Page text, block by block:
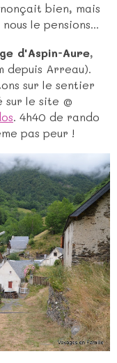
bien, mais
le pensions...
d'Aspin-Aure,
depuis Arreau).
sur le sentier
le site @
. 4h40 de rando
pas peur !